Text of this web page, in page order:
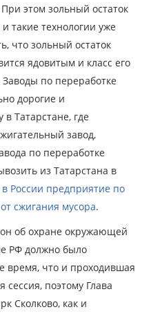
этом зольный остаток
такие технологии уже
что зольный остаток
ядовитым и класс его
по переработке
дорогие и
Татарстане, где
завод,
по переработке
из Татарстана в
России предприятие по
сжигания мусора.
об охране окружающей
РФ должно было
время, что и проходившая
поэтому Глава
Сколково, как и